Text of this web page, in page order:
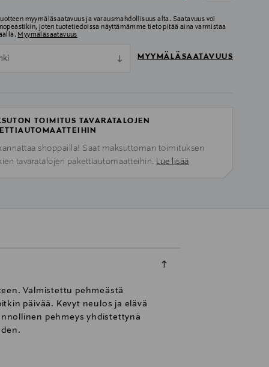
myymäläsaatavuus ja varausmahdollisuus alta. Saatavuus voi
joten tuotetiedoissa näyttämämme tieto pitää aina varmistaa
Myymäläsaatavuus
MYYMÄLÄSAATAVUUS
TOIMITUS TAVARATALOJEN
shoppailla! Saat maksuttoman toimituksen
tavaratalojen pakettiautomaatteihin. Lue lisää
Valmistettu pehmeästä
päivää. Kevyt neulos ja elävä
pehmeys yhdistettynä